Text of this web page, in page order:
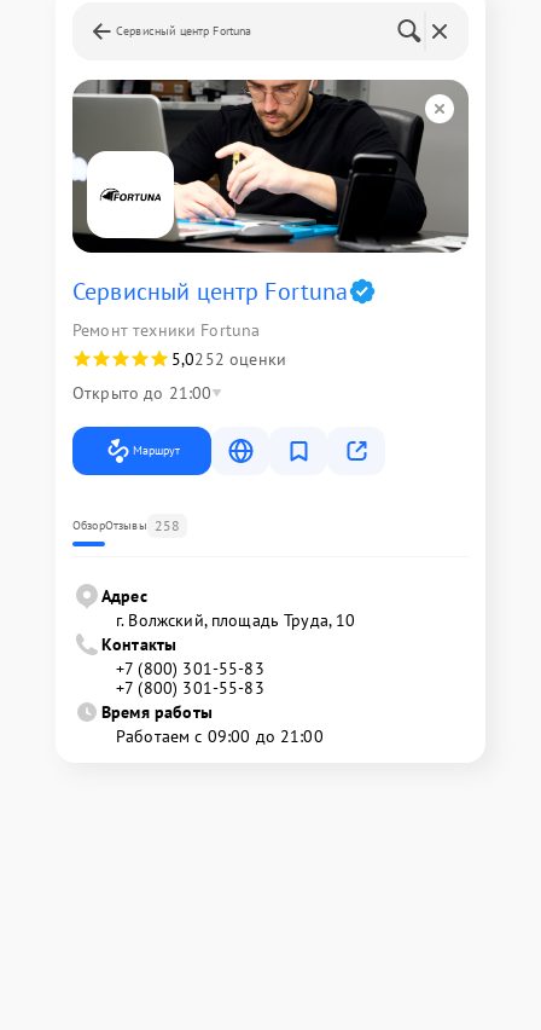
Сервисный центр Fortuna
Сервисный центр Fortuna
Ремонт техники Fortuna
5,0252 оценки
Открыто до 21:00
Маршрут
ОбзорОтзывы 258
Адрес
г. Волжский, площадь Труда, 10
Контакты
+7 (800) 301-55-83
+7 (800) 301-55-83
Время работы
Работаем с 09:00 до 21:00